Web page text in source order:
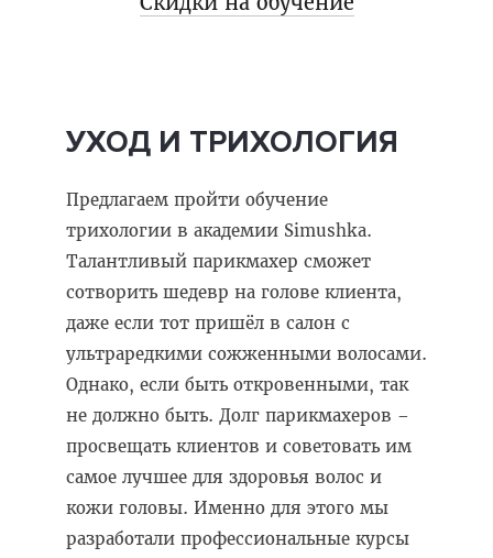
УХОД И ТРИХОЛОГИЯ
Предлагаем пройти обучение
трихологии в академии Simushka.
Талантливый парикмахер сможет
сотворить шедевр на голове клиента,
даже если тот пришёл в салон с
ультраредкими сожженными волосами.
Однако, если быть откровенными, так
не должно быть. Долг парикмахеров –
просвещать клиентов и советовать им
самое лучшее для здоровья волос и
кожи головы. Именно для этого мы
разработали профессиональные курсы